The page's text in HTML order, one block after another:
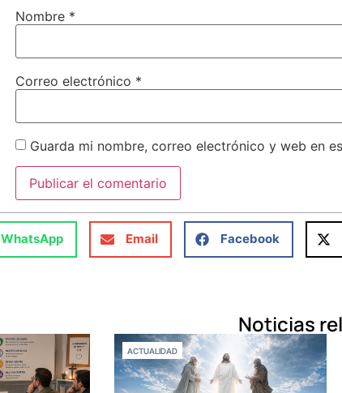
Nombre *
Correo electrónico *
Guarda mi nombre, correo electrónico y web en
WhatsApp Email Facebook
Noticias
ACTUALIDAD